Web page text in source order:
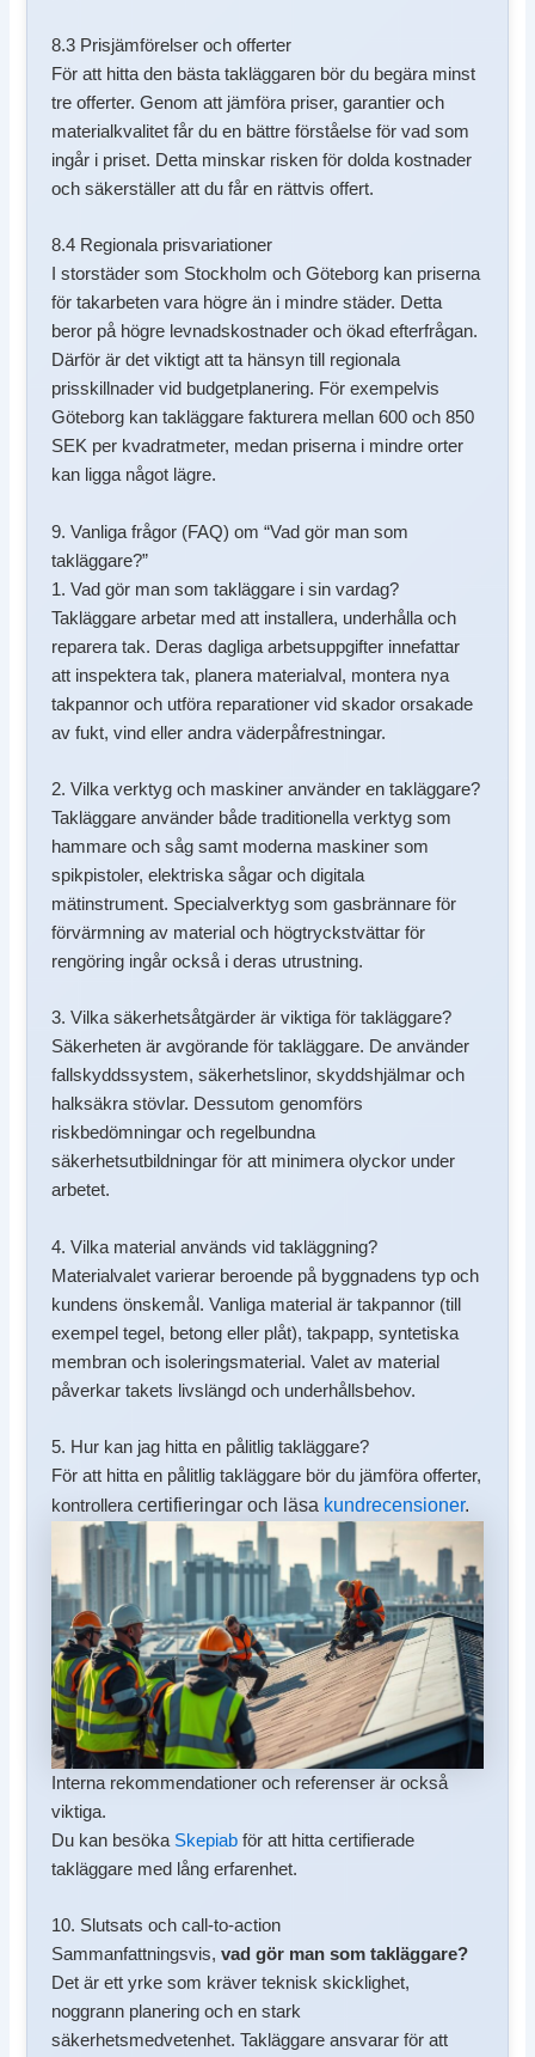
8.3 Prisjämförelser och offerter
För att hitta den bästa takläggaren bör du begära minst
tre offerter. Genom att jämföra priser, garantier och
materialkvalitet får du en bättre förståelse för vad som
ingår i priset. Detta minskar risken för dolda kostnader
och säkerställer att du får en rättvis offert.
8.4 Regionala prisvariationer
I storstäder som Stockholm och Göteborg kan priserna
för takarbeten vara högre än i mindre städer. Detta
beror på högre levnadskostnader och ökad efterfrågan.
Därför är det viktigt att ta hänsyn till regionala
prisskillnader vid budgetplanering. För exempelvis
Göteborg kan takläggare fakturera mellan 600 och 850
SEK per kvadratmeter, medan priserna i mindre orter
kan ligga något lägre.
9. Vanliga frågor (FAQ) om “Vad gör man som
takläggare?”
1. Vad gör man som takläggare i sin vardag?
Takläggare arbetar med att installera, underhålla och
reparera tak. Deras dagliga arbetsuppgifter innefattar
att inspektera tak, planera materialval, montera nya
takpannor och utföra reparationer vid skador orsakade
av fukt, vind eller andra väderpåfrestningar.
2. Vilka verktyg och maskiner använder en takläggare?
Takläggare använder både traditionella verktyg som
hammare och såg samt moderna maskiner som
spikpistoler, elektriska sågar och digitala
mätinstrument. Specialverktyg som gasbrännare för
förvärmning av material och högtryckstvättar för
rengöring ingår också i deras utrustning.
3. Vilka säkerhetsåtgärder är viktiga för takläggare?
Säkerheten är avgörande för takläggare. De använder
fallskyddssystem, säkerhetslinor, skyddshjälmar och
halksäkra stövlar. Dessutom genomförs
riskbedömningar och regelbundna
säkerhetsutbildningar för att minimera olyckor under
arbetet.
4. Vilka material används vid takläggning?
Materialvalet varierar beroende på byggnadens typ och
kundens önskemål. Vanliga material är takpannor (till
exempel tegel, betong eller plåt), takpapp, syntetiska
membran och isoleringsmaterial. Valet av material
påverkar takets livslängd och underhållsbehov.
5. Hur kan jag hitta en pålitlig takläggare?
För att hitta en pålitlig takläggare bör du jämföra offerter,
kontrolleracertifieringar och läsa kundrecensioner.
Interna rekommendationer och referenser är också
viktiga.
Du kan besöka Skepiab för att hitta certifierade
takläggare med lång erfarenhet.
10. Slutsats och call-to-action
Sammanfattningsvis,vad gör man som takläggare?
Det är ett yrke som kräver teknisk skicklighet,
noggrann planering och en stark
säkerhetsmedvetenhet. Takläggare ansvarar för att